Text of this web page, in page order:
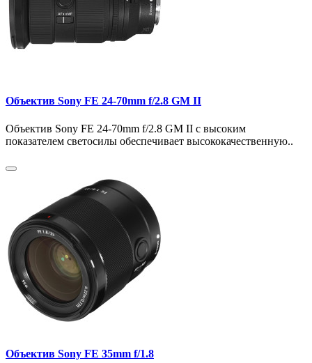
Объектив Sony FE 24-70mm f/2.8 GM II
Объектив Sony FE 24-70mm f/2.8 GM II с высоким
показателем светосилы обеспечивает высококачественную..
Объектив Sony FE 35mm f/1.8